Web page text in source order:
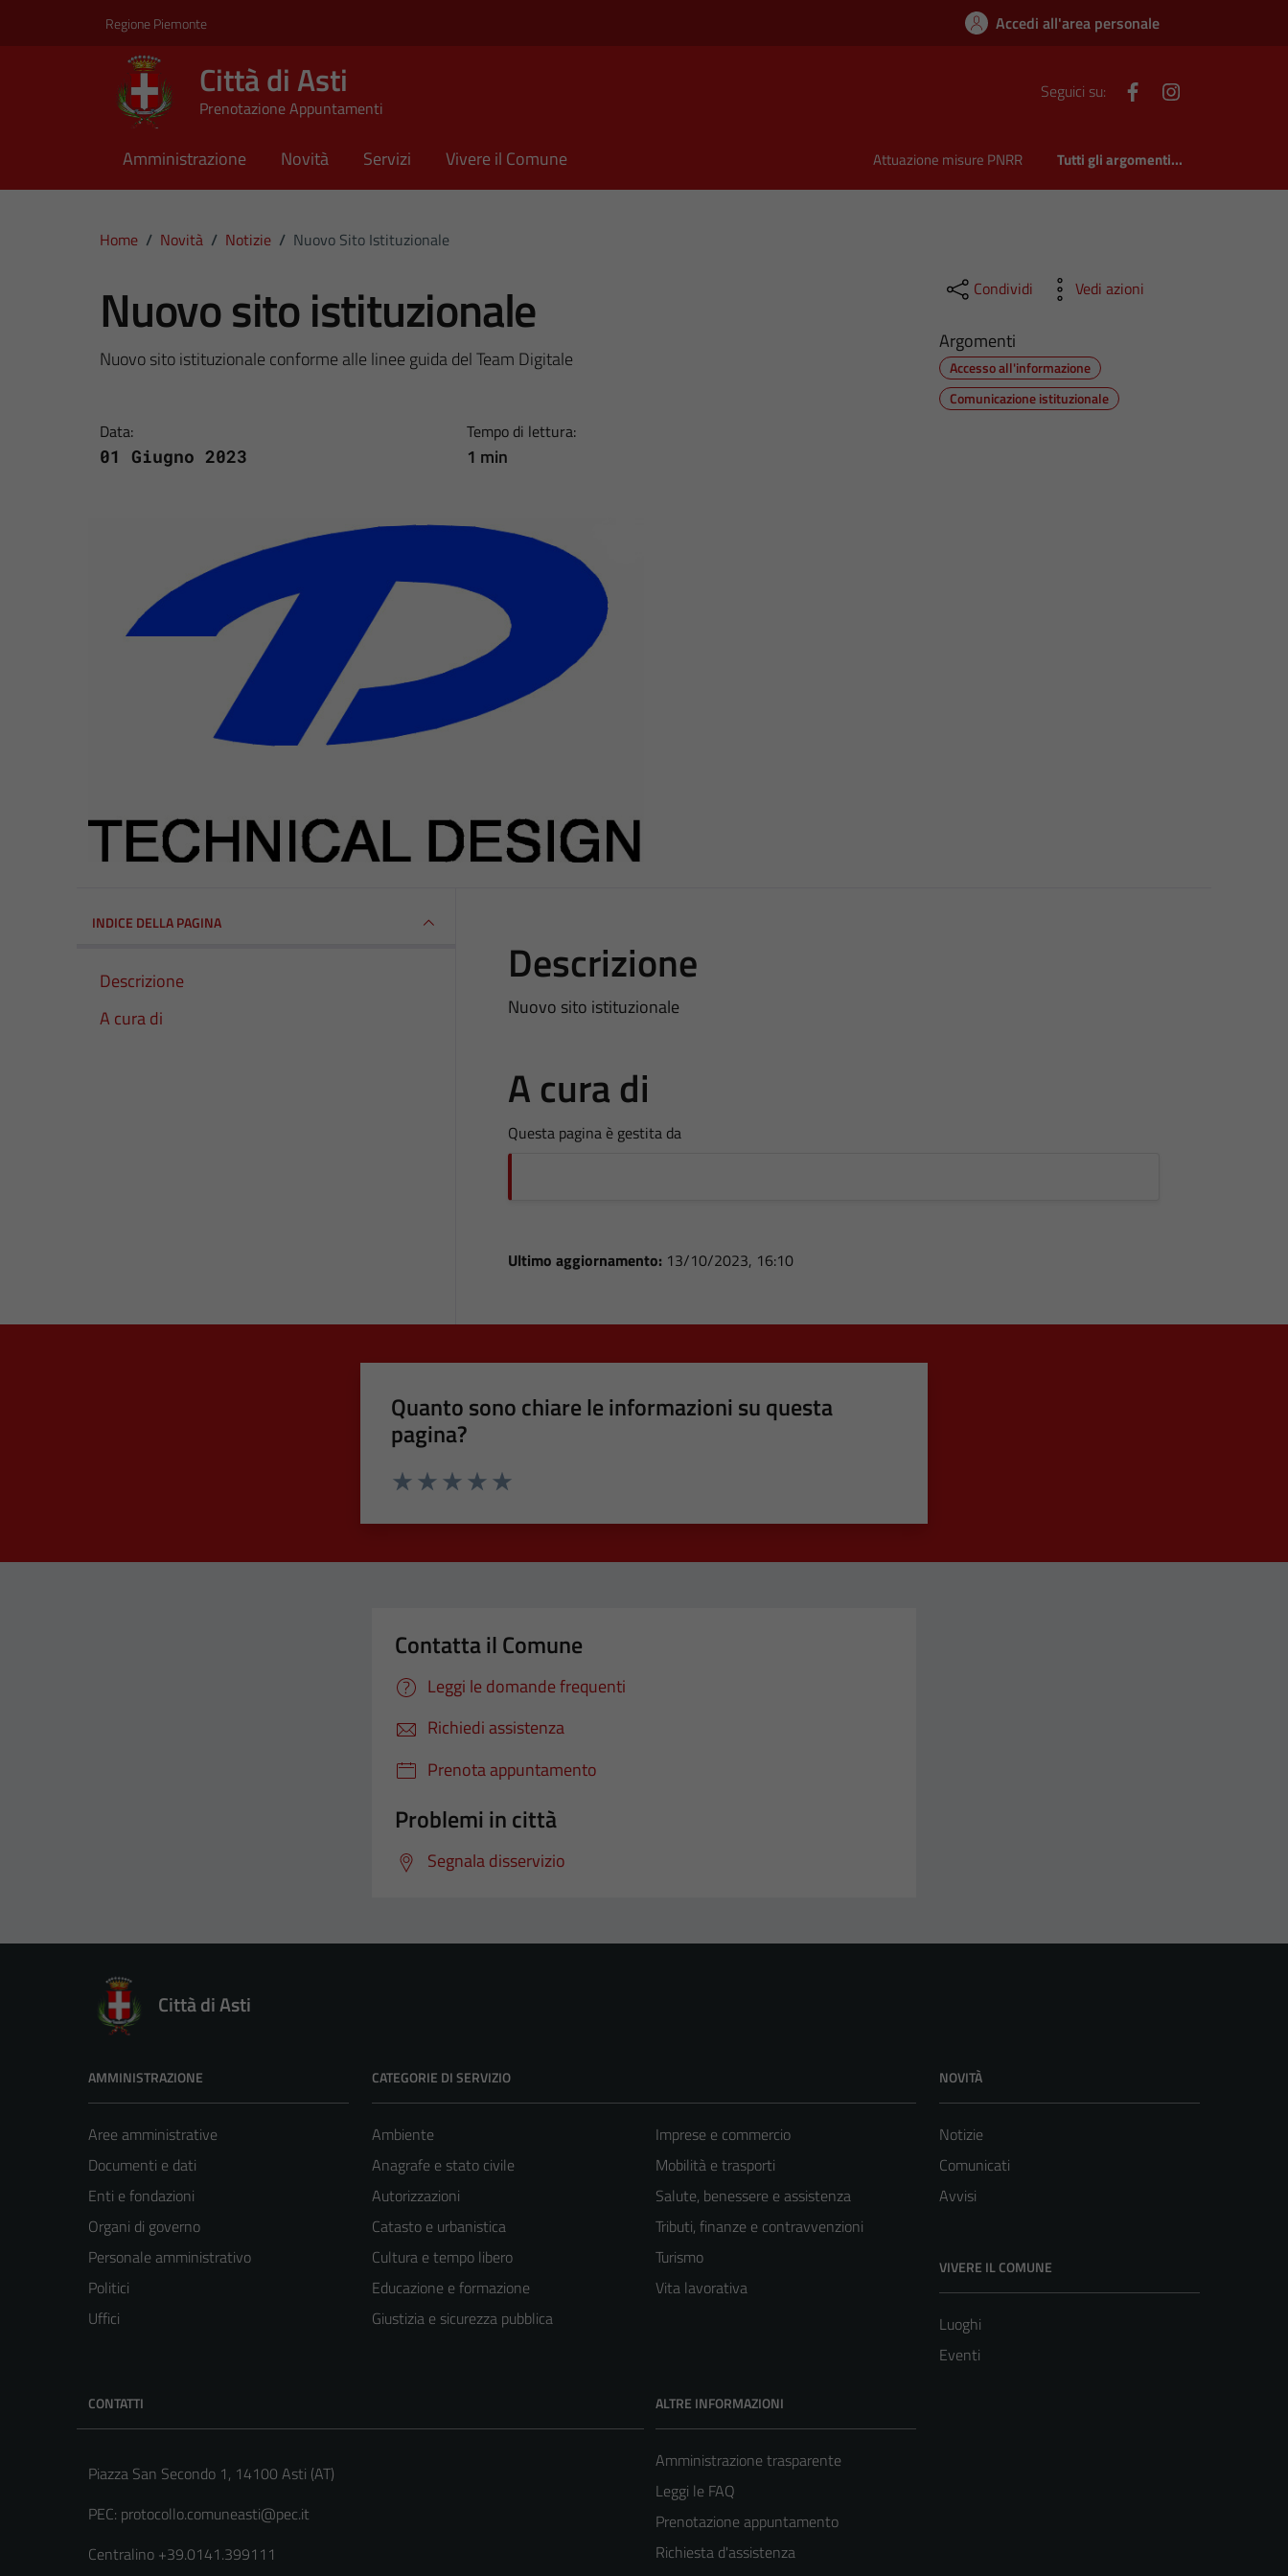
Regione Piemonte Accedi all'area personale
Città di Asti
Prenotazione Appuntamenti
Seguici su: Facebook
Amministrazione Novità Servizi Vivere il Comune Attuazione misure PNRR Tutti gli argomenti...
Home / Novità / Notizie / Nuovo Sito Istituzionale
Nuovo sito istituzionale
Nuovo sito istituzionale conforme alle linee guida del Team Digitale
Data:
01 Giugno 2023
Tempo di lettura:
1 min
Condividi Vedi azioni
Argomenti
Accesso all'informazione
Comunicazione istituzionale
INDICE DELLA PAGINA
Descrizione
A cura di
Descrizione
Nuovo sito istituzionale
A cura di
Questa pagina è gestita da
Ultimo aggiornamento: 13/10/2023, 16:10
Quanto sono chiare le informazioni su questa
pagina?
Contatta il Comune
Leggi le domande frequenti
Richiedi assistenza
Prenota appuntamento
Problemi in città
Segnala disservizio
Città di Asti
AMMINISTRAZIONE
Aree amministrative
Documenti e dati
Enti e fondazioni
Organi di governo
Personale amministrativo
Politici
Uffici
CATEGORIE DI SERVIZIO
Ambiente
Anagrafe e stato civile
Autorizzazioni
Catasto e urbanistica
Cultura e tempo libero
Educazione e formazione
Giustizia e sicurezza pubblica
Imprese e commercio
Mobilità e trasporti
Salute, benessere e assistenza
Tributi, finanze e contravvenzioni
Turismo
Vita lavorativa
NOVITÀ
Notizie
Comunicati
Avvisi
VIVERE IL COMUNE
Luoghi
Eventi
CONTATTI
Piazza San Secondo 1, 14100 Asti (AT)
PEC: protocollo.comuneasti@pec.it
Centralino +39.0141.399111
ALTRE INFORMAZIONI
Amministrazione trasparente
Leggi le FAQ
Prenotazione appuntamento
Richiesta d'assistenza